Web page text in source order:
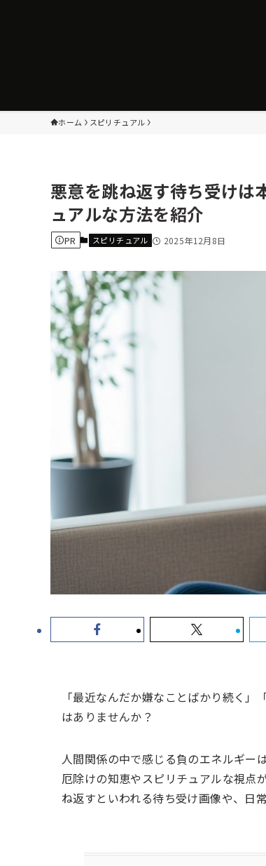
ホーム スピリチュアル
悪意を跳ね返す待ち受けは
ュアルな方法を紹介
PR スピリチュアル 2025年12月8日
「最近なんだか嫌なことばかり続く」
はありませんか？
人間関係の中で感じる負のエネルギー
厄除けの知恵やスピリチュアルな視点
ね返すといわれる待ち受け画像や、日